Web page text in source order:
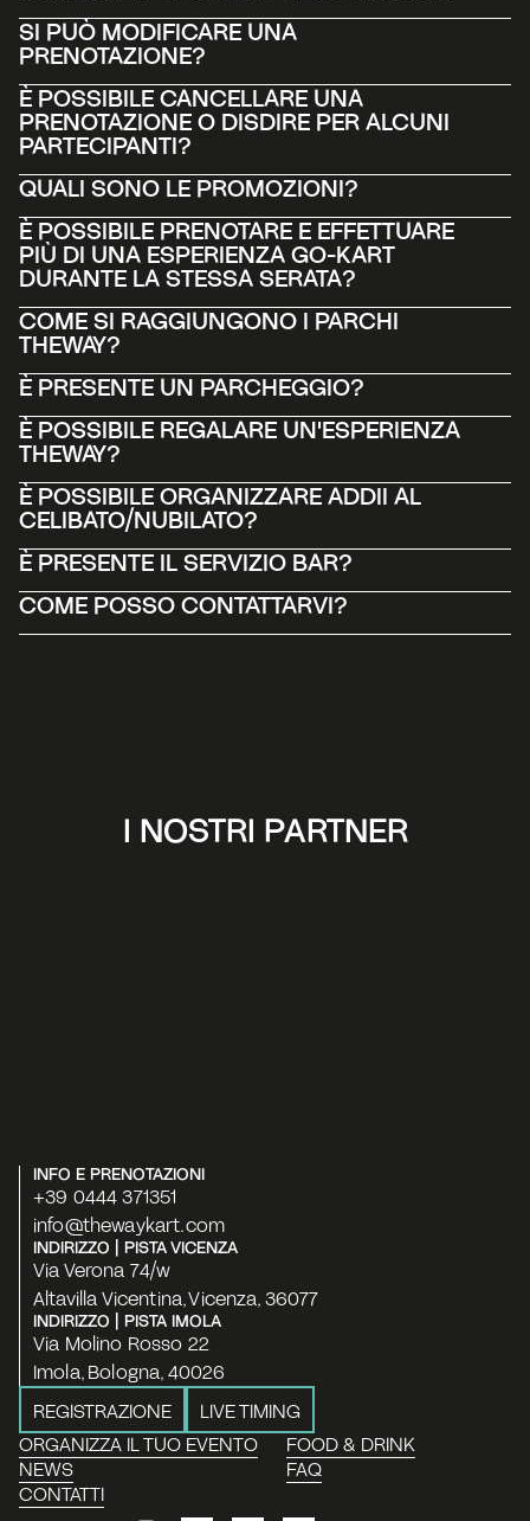
SI PUÒ MODIFICARE UNA
PRENOTAZIONE?
È POSSIBILE CANCELLARE UNA
PRENOTAZIONE O DISDIRE PER ALCUNI
PARTECIPANTI?
QUALI SONO LE PROMOZIONI?
È POSSIBILE PRENOTARE E EFFETTUARE
PIÙ DI UNA ESPERIENZA GO-KART
DURANTE LA STESSA SERATA?
COME SI RAGGIUNGONO I PARCHI
THEWAY?
È PRESENTE UN PARCHEGGIO?
È POSSIBILE REGALARE UN'ESPERIENZA
THEWAY?
È POSSIBILE ORGANIZZARE ADDII AL
CELIBATO/NUBILATO?
È PRESENTE IL SERVIZIO BAR?
COME POSSO CONTATTARVI?
I NOSTRI PARTNER
INFO E PRENOTAZIONI
+39 0444 371351
info@thewaykart.com
INDIRIZZO | PISTA VICENZA
Via Verona 74/w
Altavilla Vicentina, Vicenza, 36077
INDIRIZZO | PISTA IMOLA
Via Molino Rosso 22
Imola, Bologna, 40026
REGISTRAZIONE
LIVE TIMING
ORGANIZZA IL TUO EVENTO
NEWS
CONTATTI
FOOD & DRINK
FAQ